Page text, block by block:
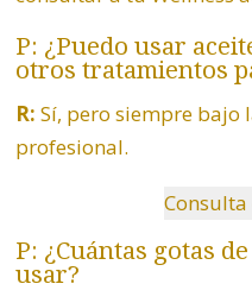
P: ¿Puedo usar
otros tratamientos
R: Sí, pero siempre bajo
profesional.
P: ¿Cuántas gotas
usar?